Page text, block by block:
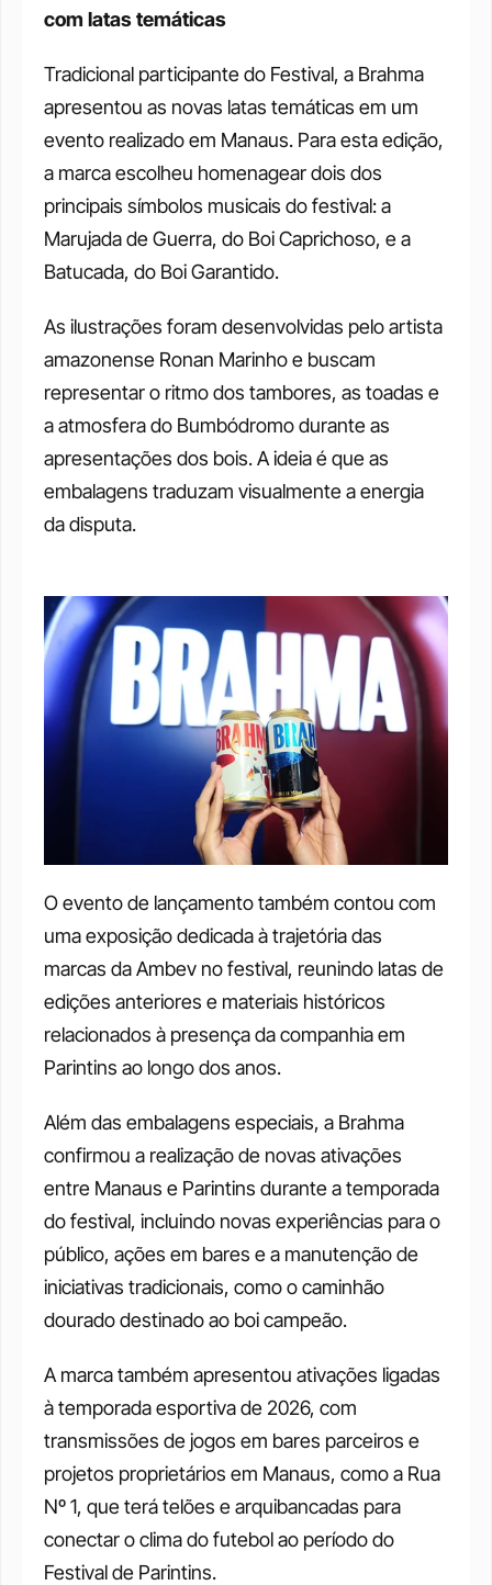
com latas temáticas
Tradicional participante do Festival, a Brahma
apresentou as novas latas temáticas em um
evento realizado em Manaus. Para esta edição,
a marca escolheu homenagear dois dos
principais símbolos musicais do festival: a
Marujada de Guerra, do Boi Caprichoso, e a
Batucada, do Boi Garantido.
As ilustrações foram desenvolvidas pelo artista
amazonense Ronan Marinho e buscam
representar o ritmo dos tambores, as toadas e
a atmosfera do Bumbódromo durante as
apresentações dos bois. A ideia é que as
embalagens traduzam visualmente a energia
da disputa.
O evento de lançamento também contou com
uma exposição dedicada à trajetória das
marcas da Ambev no festival, reunindo latas de
edições anteriores e materiais históricos
relacionados à presença da companhia em
Parintins ao longo dos anos.
Além das embalagens especiais, a Brahma
confirmou a realização de novas ativações
entre Manaus e Parintins durante a temporada
do festival, incluindo novas experiências para o
público, ações em bares e a manutenção de
iniciativas tradicionais, como o caminhão
dourado destinado ao boi campeão.
A marca também apresentou ativações ligadas
à temporada esportiva de 2026, com
transmissões de jogos em bares parceiros e
projetos proprietários em Manaus, como a Rua
Nº 1, que terá telões e arquibancadas para
conectar o clima do futebol ao período do
Festival de Parintins.